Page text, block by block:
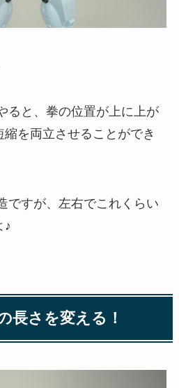
と、拳の位置が上に上が
を両立させることができ
すが、左右でこれくらい
♪
長さを変える！